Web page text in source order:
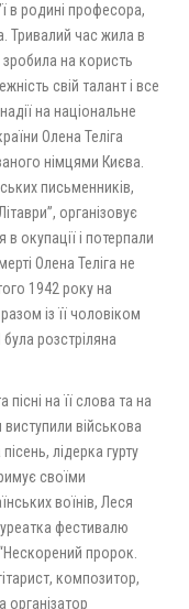
в родині професора,
Тривалий час жила в
зробила на користь
свій талант і все
на національне
Олена Теліга
німцями Києва.
письменників,
організовує
окупації і потерпали
Олена Теліга не
1942 року на
із її чоловіком
розстріляна
на її слова та на
військова
лідерка гурту
своїми
воїнів, Леся
фестивалю
пророк.
композитор,
організатор